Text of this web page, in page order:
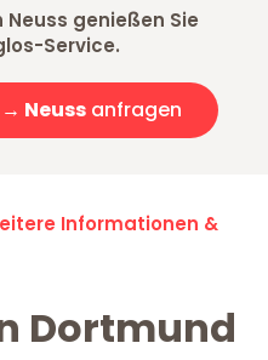
Neuss genießen Sie
Service.
Neussanfragen
Informationen &
Dortmund